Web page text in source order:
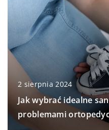
2 sierpnia 2024
Jak wybrać idealne
problemami